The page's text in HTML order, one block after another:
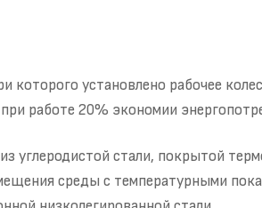
установлено рабочее
работе 20% экономии
углеродистой стали, покрытой
среды с температурными